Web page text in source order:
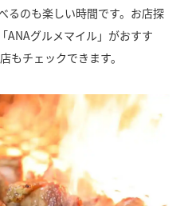
るのも楽しい時間です。お店探
ANAグルメマイル」がおすす
もチェックできます。